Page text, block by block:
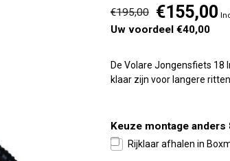
€195,00 €155,00
Uw voordeel €40,00
De Volare Jongensfiets 18
klaar zijn voor langere
Keuze montage
Rijklaar afhalen in